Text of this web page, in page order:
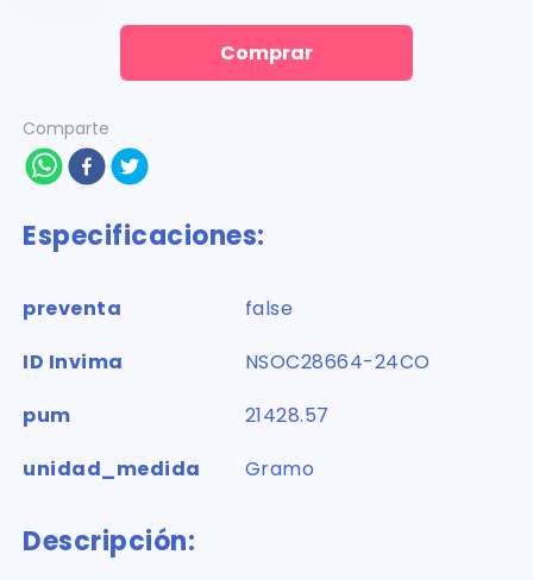
Comprar
Comparte
Especificaciones:
preventa
false
ID Invima
NSOC28664-24CO
pum
21428.57
unidad_medida
Gramo
Descripción: